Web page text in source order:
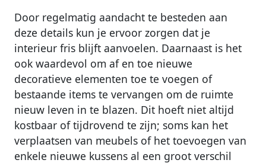
Door regelmatig aandacht te besteden aan
deze details kun je ervoor zorgen dat je
interieur fris blijft aanvoelen. Daarnaast is het
ook waardevol om af en toe nieuwe
decoratieve elementen toe te voegen of
bestaande items te vervangen om de ruimte
nieuw leven in te blazen. Dit hoeft niet altijd
kostbaar of tijdrovend te zijn; soms kan het
verplaatsen van meubels of het toevoegen van
enkele nieuwe kussens al een groot verschil